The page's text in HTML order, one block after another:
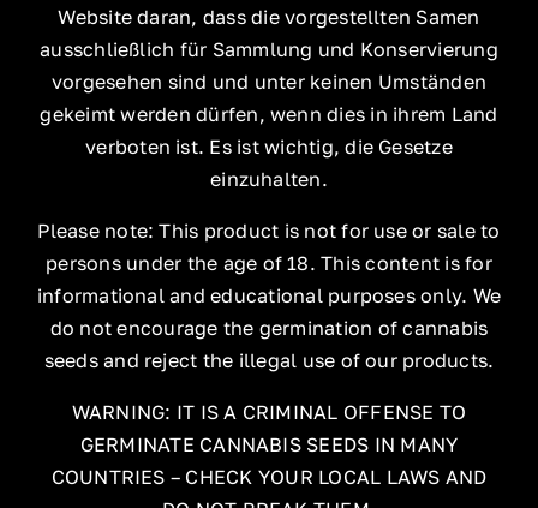
Website daran, dass die vorgestellten Samen
ausschließlich für Sammlung und Konservierung
vorgesehen sind und unter keinen Umständen
gekeimt werden dürfen, wenn dies in ihrem Land
verboten ist. Es ist wichtig, die Gesetze
einzuhalten.
Please note: This product is not for use or sale to
persons under the age of 18. This content is for
informational and educational purposes only. We
do not encourage the germination of cannabis
seeds and reject the illegal use of our products.
WARNING: IT IS A CRIMINAL OFFENSE TO
GERMINATE CANNABIS SEEDS IN MANY
COUNTRIES – CHECK YOUR LOCAL LAWS AND